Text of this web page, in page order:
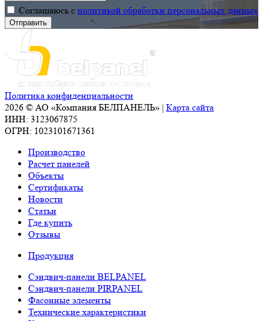
"Современный
Соглашаюсь с политикой обработки персональных данных
Политика конфиденциальности
2026 © АО «Компания БЕЛПАНЕЛЬ» | Карта сайта
ИНН: 3123067875
ОГРН: 1023101671361
Производство
Расчет панелей
Объекты
Сертификаты
Новости
Статьи
Где купить
Отзывы
Продукция
Сэндвич-панели BELPANEL
Сэндвич-панели PIRPANEL
Фасонные элементы
Технические характеристики